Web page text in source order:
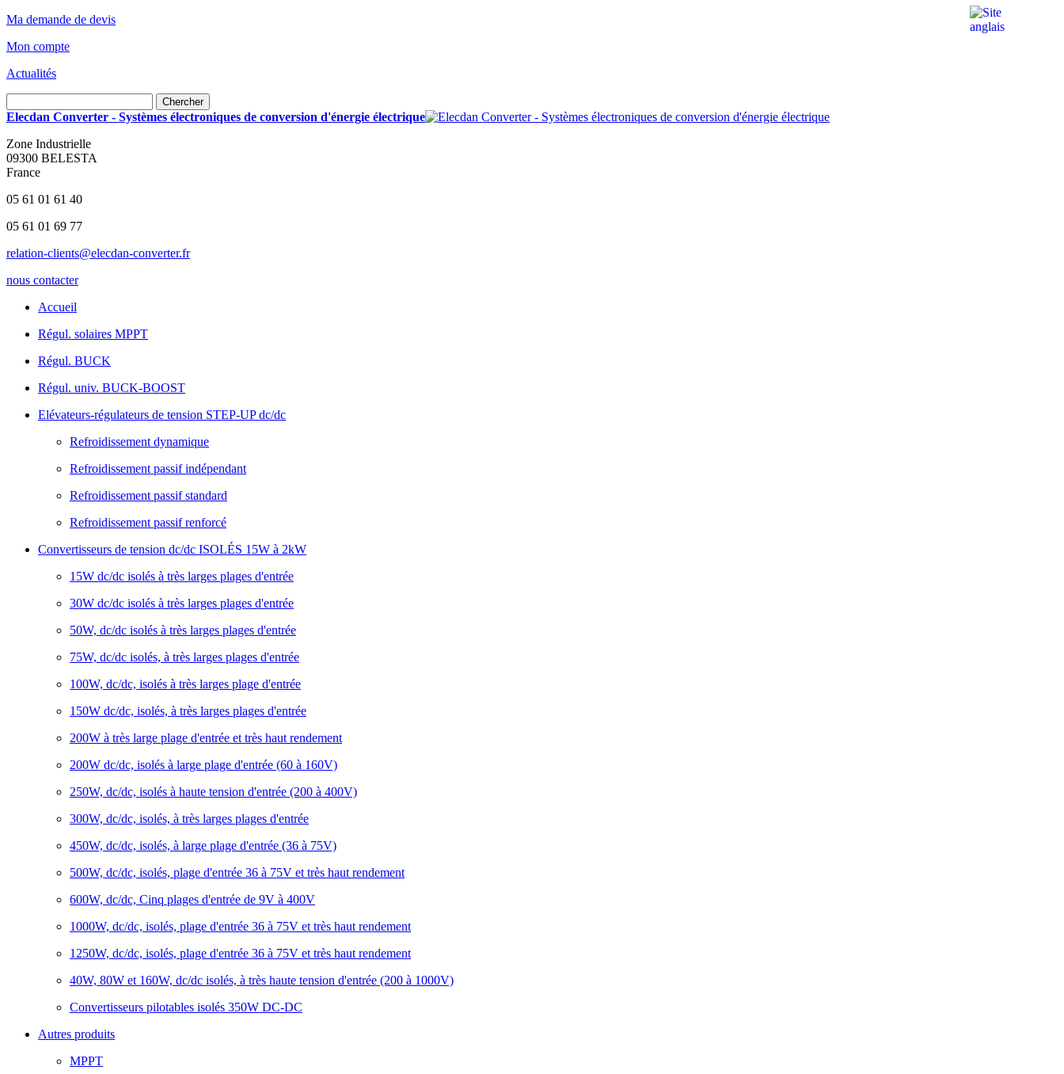
Ma demande de devis
Mon compte
Actualités
Chercher
Elecdan Converter - Systèmes électroniques de conversion d'énergie électrique
Zone Industrielle
09300 BELESTA
France
05 61 01 61 40
05 61 01 69 77
relation-clients@elecdan-converter.fr
nous contacter
Accueil
Régul. solaires MPPT
Régul. BUCK
Régul. univ. BUCK-BOOST
Elévateurs-régulateurs de tension STEP-UP dc/dc
Refroidissement dynamique
Refroidissement passif indépendant
Refroidissement passif standard
Refroidissement passif renforcé
Convertisseurs de tension dc/dc ISOLÉS 15W à 2kW
15W dc/dc isolés à très larges plages d'entrée
30W dc/dc isolés à très larges plages d'entrée
50W, dc/dc isolés à très larges plages d'entrée
75W, dc/dc isolés, à très larges plages d'entrée
100W, dc/dc, isolés à très larges plage d'entrée
150W dc/dc, isolés, à très larges plages d'entrée
200W à très large plage d'entrée et très haut rendement
200W dc/dc, isolés à large plage d'entrée (60 à 160V)
250W, dc/dc, isolés à haute tension d'entrée (200 à 400V)
300W, dc/dc, isolés, à très larges plages d'entrée
450W, dc/dc, isolés, à large plage d'entrée (36 à 75V)
500W, dc/dc, isolés, plage d'entrée 36 à 75V et très haut rendement
600W, dc/dc, Cinq plages d'entrée de 9V à 400V
1000W, dc/dc, isolés, plage d'entrée 36 à 75V et très haut rendement
1250W, dc/dc, isolés, plage d'entrée 36 à 75V et très haut rendement
40W, 80W et 160W, dc/dc isolés, à très haute tension d'entrée (200 à 1000V)
Convertisseurs pilotables isolés 350W DC-DC
Autres produits
MPPT